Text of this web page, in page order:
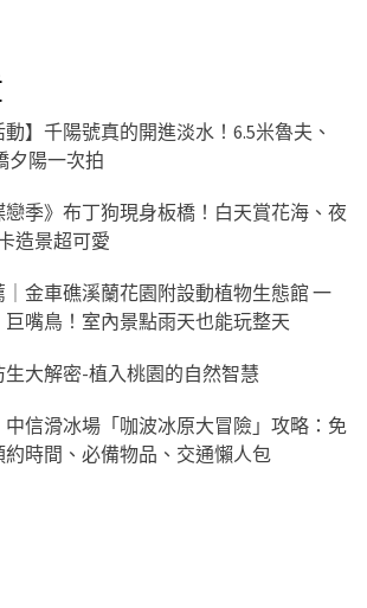
動】千陽號真的開進淡水！6.5米魯夫、
夕陽一次拍
戀季》布丁狗現身板橋！白天賞花海、夜
造景超可愛
金車礁溪蘭花園附設動植物生態館 一
嘴鳥！室內景點雨天也能玩整天
大解密-植入桃園的自然智慧
中信滑冰場「咖波冰原大冒險」攻略：免
時間、必備物品、交通懶人包